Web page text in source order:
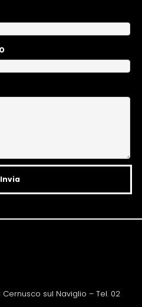
sul Naviglio – Tel. 02